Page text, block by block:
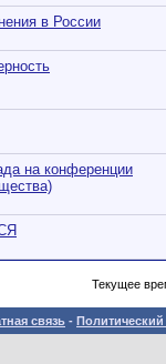
в России
на конференции
Текущее
связь -